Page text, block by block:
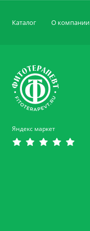
Каталог О компании
Яндекс маркет